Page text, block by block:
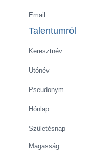
Email
Talentumról
Keresztnév
Utónév
Pseudonym
Hónlap
Születésnap
Magasság